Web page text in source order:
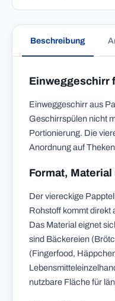
Beschreibung
Einweggeschirr
Einweggeschirr aus
Geschirrspülen nicht
Portionierung. Die
Anordnung auf
Format,
Der viereckige
Rohstoff kommt direkt
Das Material eignet
sind Bäckereien
(Fingerfood,
nutzbare Fläche für